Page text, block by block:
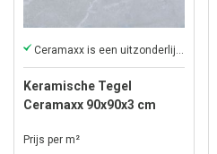
Ceramaxx is een uitzonderlijke keramische tegel
Keramische Tegel
Ceramaxx 90x90x3 cm
Prijs per m²